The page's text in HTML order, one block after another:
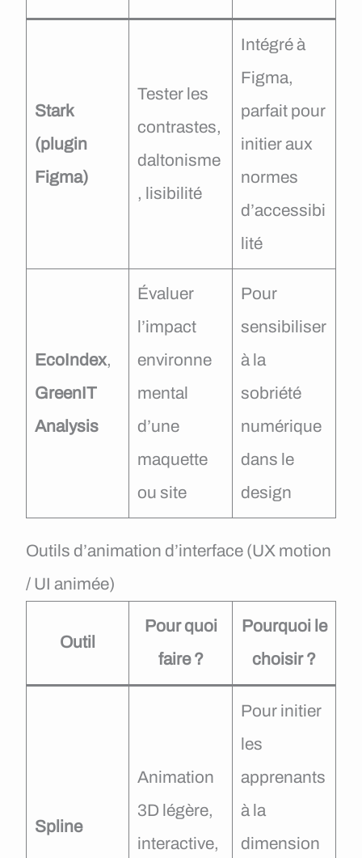
Stark
(plugin
Figma)
Tester les
contrastes,
daltonisme
, lisibilité
Intégré à
Figma,
parfait pour
initier aux
normes
d’accessibi
lité
EcoIndex,
GreenIT
Analysis
Évaluer
l’impact
environne
mental
d’une
maquette
ou site
Pour
sensibiliser
à la
sobriété
numérique
dans le
design
Outils d’animation d’interface (UX motion
/ UI animée)
Outil
Pour quoi
faire ?
Pourquoi le
choisir ?
Spline
Animation
3D légère,
interactive,
Pour initier
les
apprenants
à la
dimension